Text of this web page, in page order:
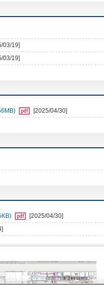
03/19]
03/19]
[2025/04/30]
[2025/04/30]